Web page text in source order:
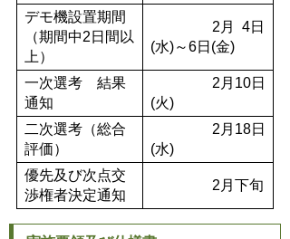
デモ機設置期間
（期間中2日間以
上）
2月 4日
(水)～6日(金)
一次選考 結果
通知
2月10日
(火)
二次選考（総合
評価）
2月18日
(水)
優先及び次点交
渉権者決定通知
2月下旬